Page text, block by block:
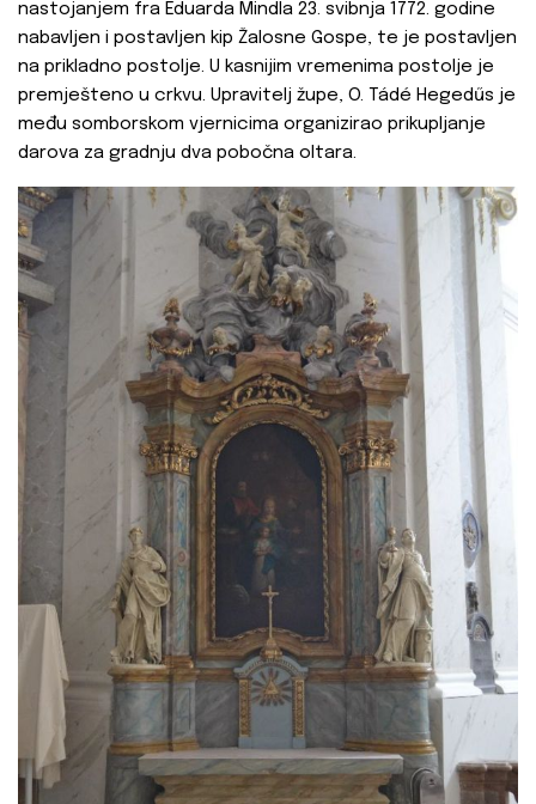
nastojanjem fra Eduarda Mindla 23. svibnja 1772. godine
nabavljen i postavljen kip Žalosne Gospe, te je postavljen
na prikladno postolje. U kasnijim vremenima postolje je
premješteno u crkvu. Upravitelj župe, O. Tádé Hegedűs je
među somborskom vjernicima organizirao prikupljanje
darova za gradnju dva pobočna oltara.